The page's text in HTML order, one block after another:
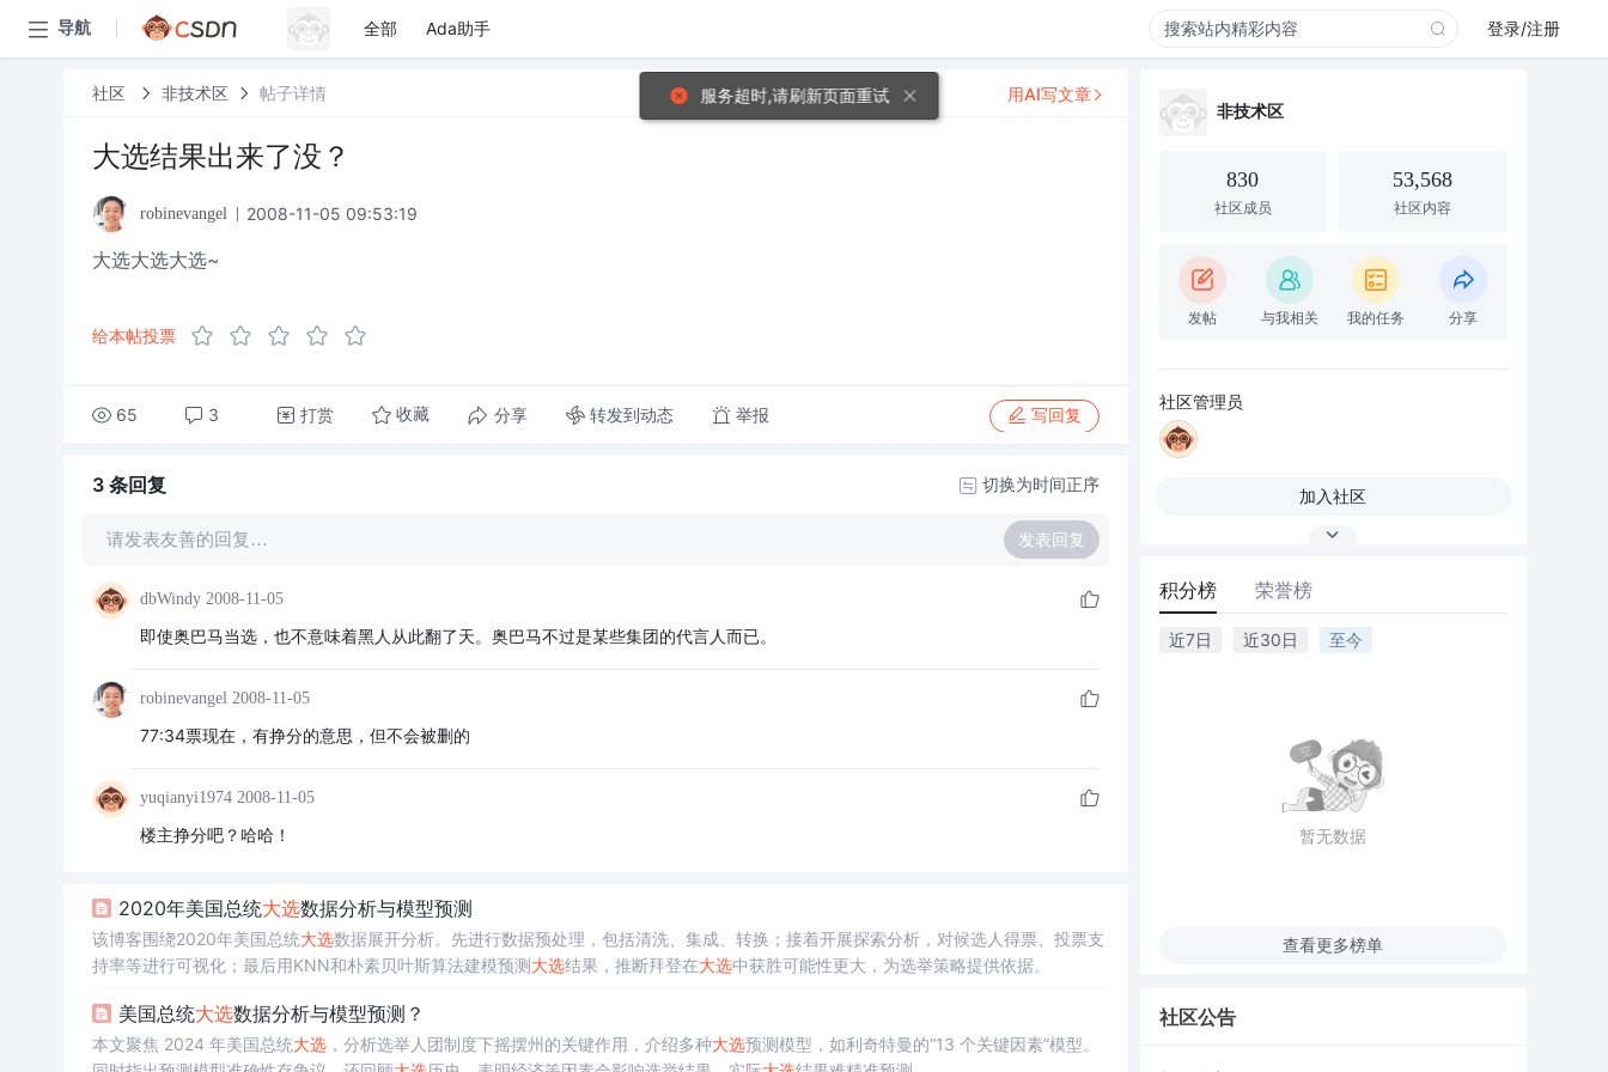
导航 全部 Ada助手 登录/注册
社区 非技术区 帖子详情
大选结果出来了没？
robinevangel 2008-11-05 09:53:19
大选大选大选~
给本帖投票
65 3 打赏 收藏 分享 转发到动态 举报 写回复
用AI写文章
3 条回复 切换为时间正序
请发表友善的回复… 发表回复
dbWindy 2008-11-05
即使奥巴马当选，也不意味着黑人从此翻了天。奥巴马不过是某些集团的代言人而已。
robinevangel 2008-11-05
77:34票现在，有挣分的意思，但不会被删的
yuqianyi1974 2008-11-05
楼主挣分吧？哈哈！
2020年美国总统大选数据分析与模型预测
该博客围绕2020年美国总统大选数据展开分析。先进行数据预处理，包括清洗、集成、转换；接着开展探索分析，对候选人得票、投票支
持率等进行可视化；最后用KNN和朴素贝叶斯算法建模预测大选结果，推断拜登在大选中获胜可能性更大，为选举策略提供依据。
美国总统大选数据分析与模型预测？
本文聚焦 2024 年美国总统大选，分析选举人团制度下摇摆州的关键作用，介绍多种大选预测模型，如利奇特曼的“13 个关键因素”模型。
非技术区
830
社区成员
53,568
社区内容
发帖 与我相关 我的任务 分享
社区管理员
加入社区
积分榜 荣誉榜
近7日 近30日 至今
暂无数据
查看更多榜单
社区公告
服务超时,请刷新页面重试